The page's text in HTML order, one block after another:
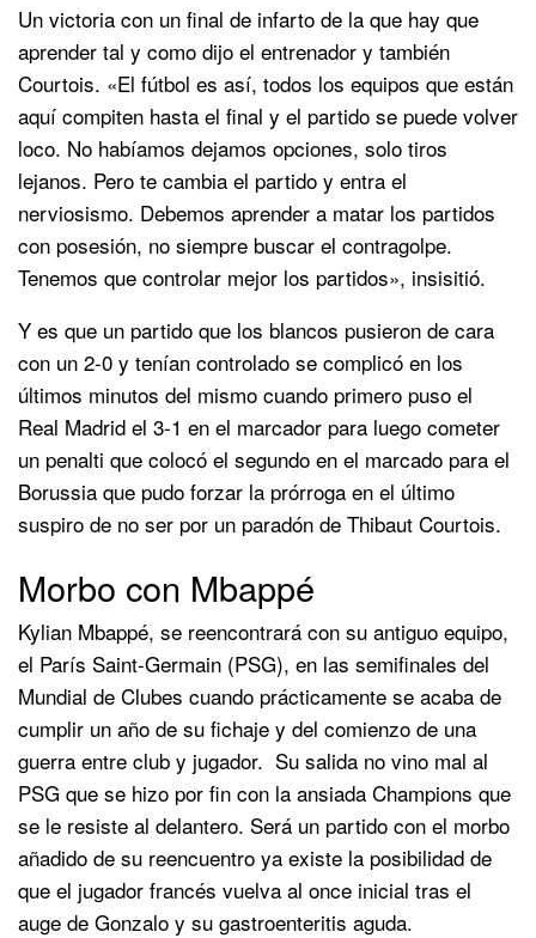
Un victoria con un final de infarto de la que hay que
aprender tal y como dijo el entrenador y también
Courtois. «El fútbol es así, todos los equipos que están
aquí compiten hasta el final y el partido se puede volver
loco. No habíamos dejamos opciones, solo tiros
lejanos. Pero te cambia el partido y entra el
nerviosismo. Debemos aprender a matar los partidos
con posesión, no siempre buscar el contragolpe.
Tenemos que controlar mejor los partidos», insisitió.
Y es que un partido que los blancos pusieron de cara
con un 2-0 y tenían controlado se complicó en los
últimos minutos del mismo cuando primero puso el
Real Madrid el 3-1 en el marcador para luego cometer
un penalti que colocó el segundo en el marcado para el
Borussia que pudo forzar la prórroga en el último
suspiro de no ser por un paradón de Thibaut Courtois.
Morbo con Mbappé
Kylian Mbappé, se reencontrará con su antiguo equipo,
el París Saint-Germain (PSG), en las semifinales del
Mundial de Clubes cuando prácticamente se acaba de
cumplir un año de su fichaje y del comienzo de una
guerra entre club y jugador. Su salida no vino mal al
PSG que se hizo por fin con la ansiada Champions que
se le resiste al delantero. Será un partido con el morbo
añadido de su reencuentro ya existe la posibilidad de
que el jugador francés vuelva al once inicial tras el
auge de Gonzalo y su gastroenteritis aguda.